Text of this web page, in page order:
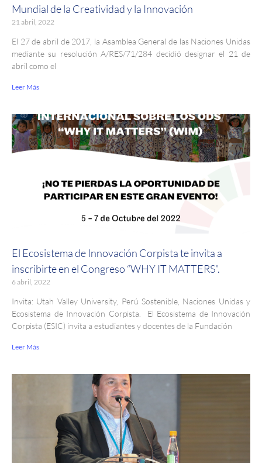
Mundial de la Creatividad y la Innovación
21 abril, 2022
El 27 de abril de 2017, la Asamblea General de las Naciones Unidas
mediante su resolución A/RES/71/284 decidió designar el 21 de
abril como el
Leer Más
El Ecosistema de Innovación Corpista te invita a
inscribirte en el Congreso “WHY IT MATTERS”.
6 abril, 2022
Invita: Utah Valley University, Perú Sostenible, Naciones Unidas y
Ecosistema de Innovación Corpista. El Ecosistema de Innovación
Corpista (ESIC) invita a estudiantes y docentes de la Fundación
Leer Más